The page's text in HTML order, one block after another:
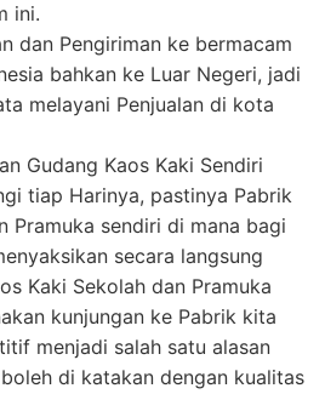
ini.
dan Pengiriman ke bermacam
bahkan ke Luar Negeri, jadi
melayani Penjualan di kota
Gudang Kaos Kaki Sendiri
tiap Harinya, pastinya Pabrik
Pramuka sendiri di mana bagi
secara langsung
Kaki Sekolah dan Pramuka
kunjungan ke Pabrik kita
menjadi salah satu alasan
di katakan dengan kualitas